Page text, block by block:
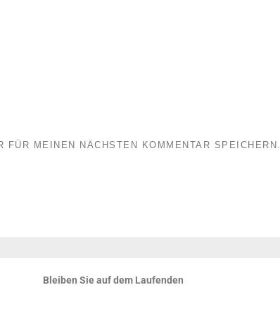
MEINEN NÄCHSTEN KOMMENTAR SPEICHERN.
Bleiben Sie auf dem Laufenden